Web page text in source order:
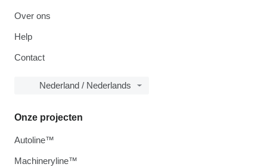
Over ons
Help
Contact
Nederland / Nederlands
Onze projecten
Autoline™
Machineryline™